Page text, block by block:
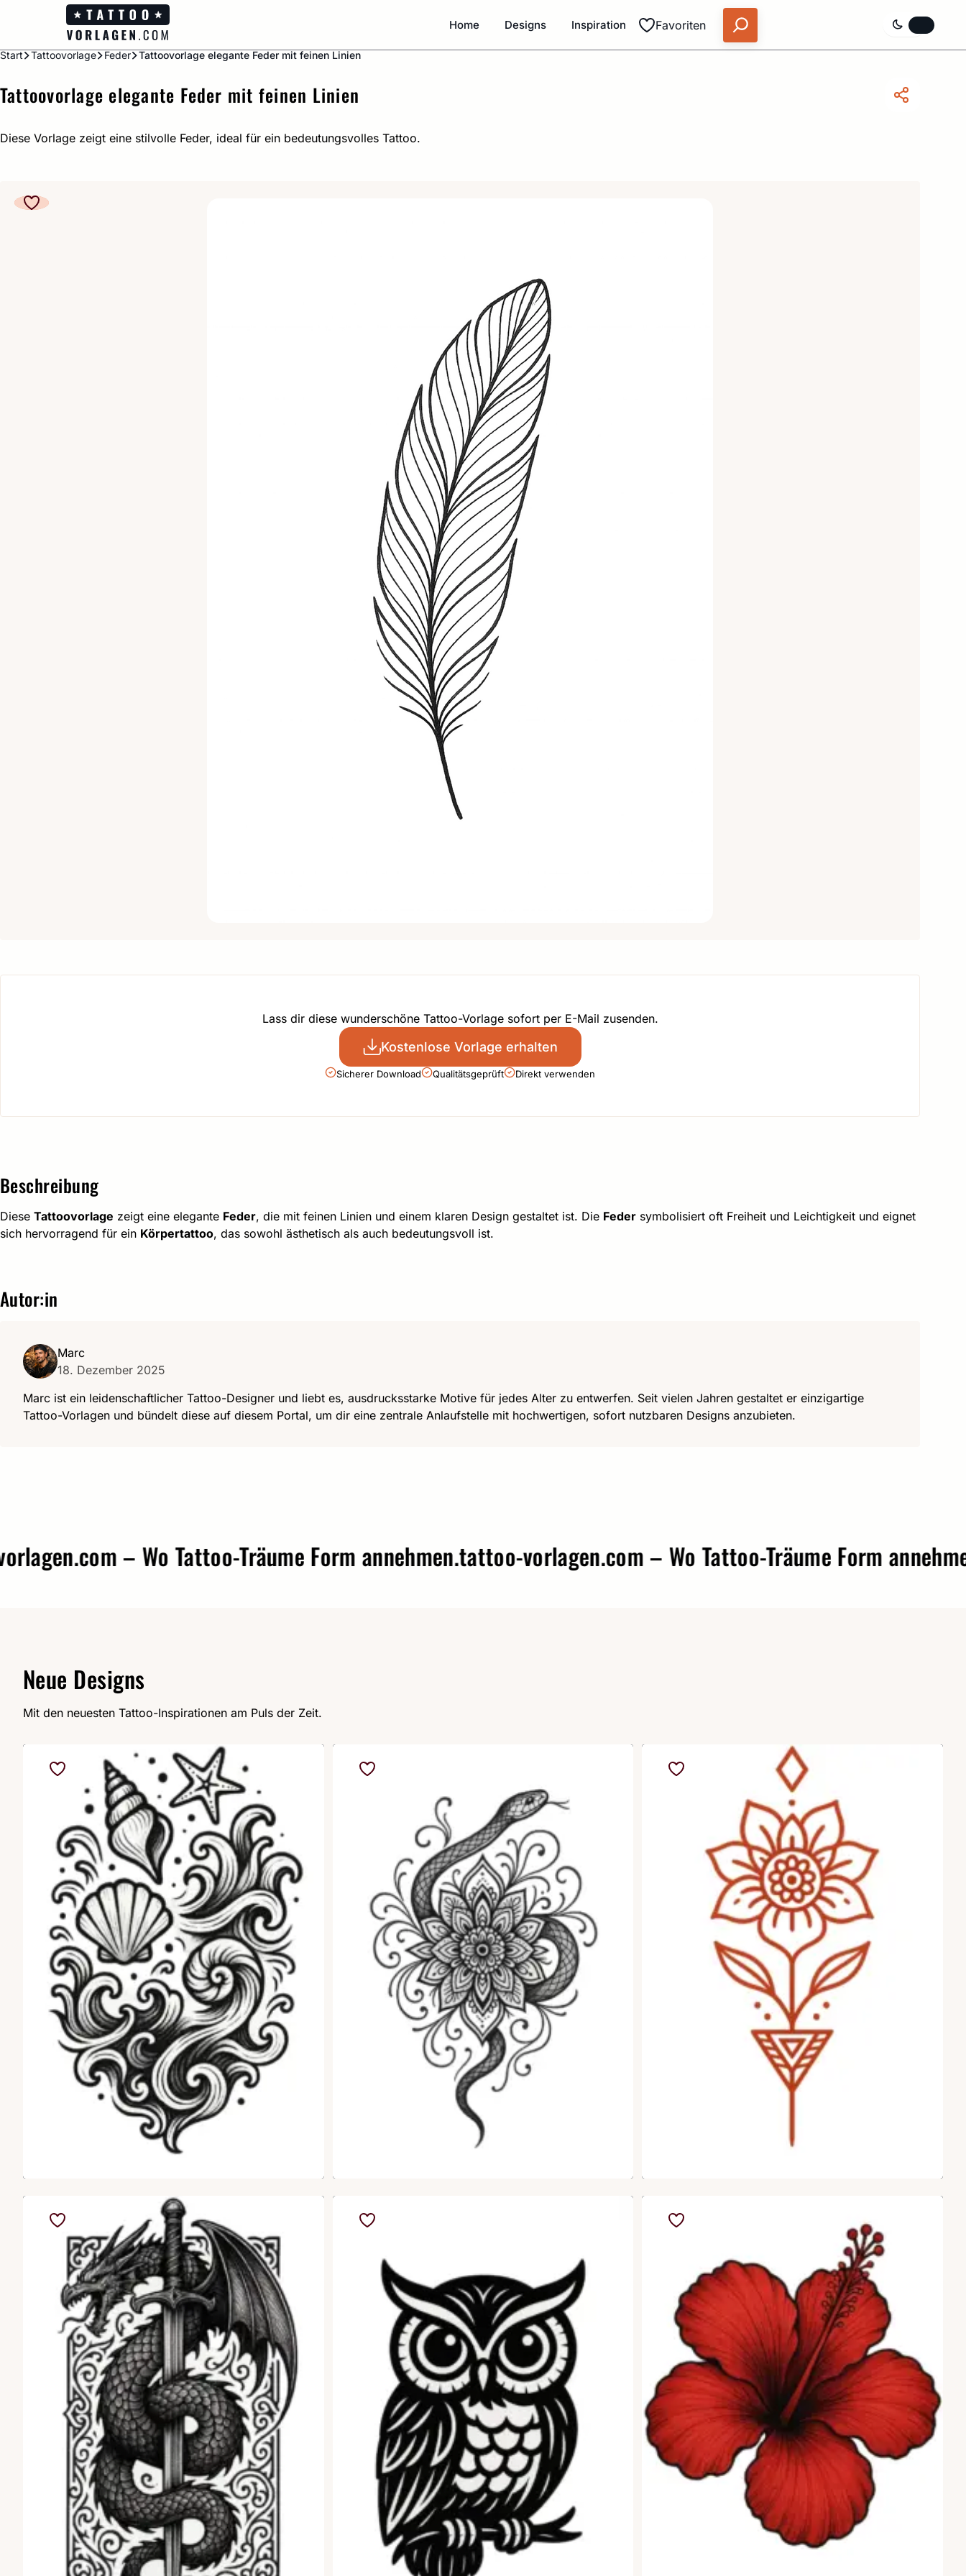
Favoriten
Home Designs Inspiration
Start Tattoovorlage Feder Tattoovorlage elegante Feder mit feinen Linien
Tattoovorlage elegante Feder mit feinen Linien
Diese Vorlage zeigt eine stilvolle Feder, ideal für ein bedeutungsvolles Tattoo.
Lass dir diese wunderschöne Tattoo-Vorlage sofort per E-Mail zusenden.
Kostenlose Vorlage erhalten
Sicherer Download Qualitätsgeprüft Direkt verwenden
Beschreibung
Diese Tattoovorlage zeigt eine elegante Feder, die mit feinen Linien und einem klaren Design gestaltet ist. Die Feder symbolisiert oft Freiheit und Leichtigkeit und eignet
sich hervorragend für ein Körpertattoo, das sowohl ästhetisch als auch bedeutungsvoll ist.
Autor:in
Marc
18. Dezember 2025
Marc ist ein leidenschaftlicher Tattoo-Designer und liebt es, ausdrucksstarke Motive für jedes Alter zu entwerfen. Seit vielen Jahren gestaltet er einzigartige
Tattoo-Vorlagen und bündelt diese auf diesem Portal, um dir eine zentrale Anlaufstelle mit hochwertigen, sofort nutzbaren Designs anzubieten.
– Wo Tattoo-Träume Form annehmen.tattoo-vorlagen.com – Wo Tattoo-Träume Form annehmen.
Neue Designs
Mit den neuesten Tattoo-Inspirationen am Puls der Zeit.